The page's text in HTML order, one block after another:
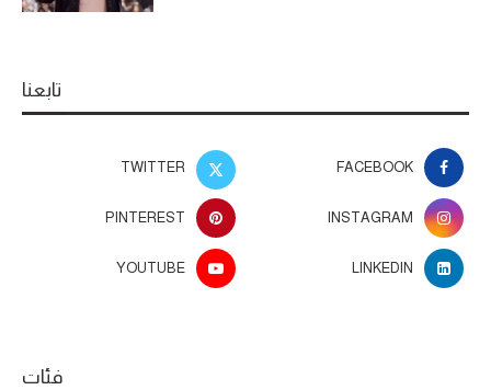
تابعنا
FACEBOOK
TWITTER
INSTAGRAM
PINTEREST
LINKEDIN
YOUTUBE
فئات